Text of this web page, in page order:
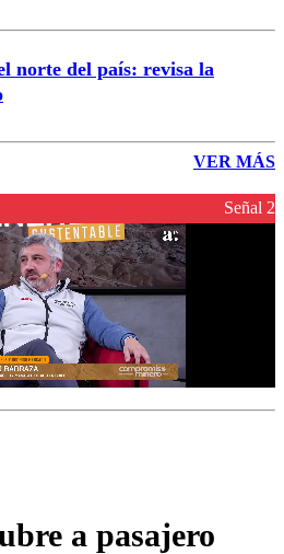
norte del país: revisa la
VER MÁS
Señal 2
a pasajero